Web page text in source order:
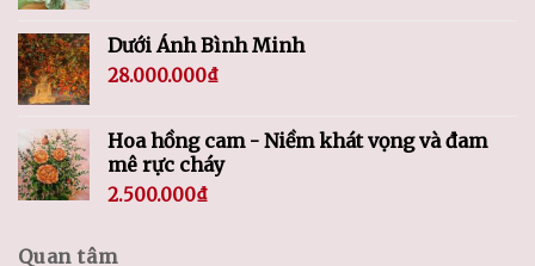
Dưới Ánh Bình Minh
28.000.000₫
Hoa hồng cam - Niềm khát vọng và đam
mê rực cháy
2.500.000₫
Quan tâm